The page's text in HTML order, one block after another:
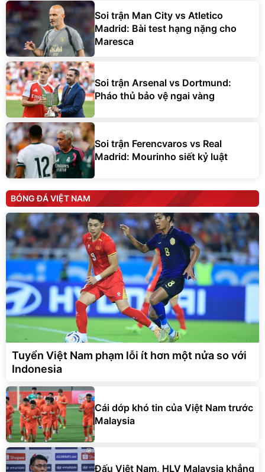
Soi trận Man City vs Atletico
Madrid: Bài test hạng nặng cho
Maresca
Soi trận Arsenal vs Dortmund:
Pháo thủ bảo vệ ngai vàng
Soi trận Ferencvaros vs Real
Madrid: Mourinho siết kỷ luật
BÓNG ĐÁ VIỆT NAM
Tuyển Việt Nam phạm lỗi ít hơn một nửa so với
Indonesia
Cái dớp khó tin của Việt Nam trước
Malaysia
Đấu Việt Nam, HLV Malaysia khẳng